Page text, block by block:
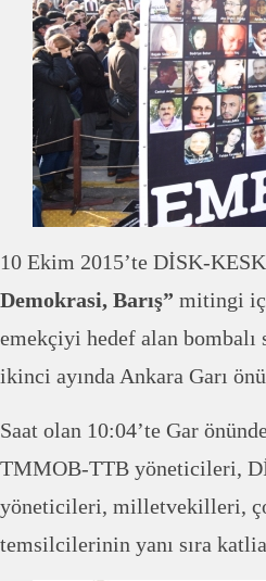
10 Ekim 2015’te DİSK-
Demokrasi, Barış” mitingi
emekçiyi hedef alan bombalı
ikinci ayında Ankara Garı
Saat olan 10:04’te Gar
TMMOB-TTB yöneticileri,
yöneticileri, milletvekilleri,
temsilcilerinin yanı sıra